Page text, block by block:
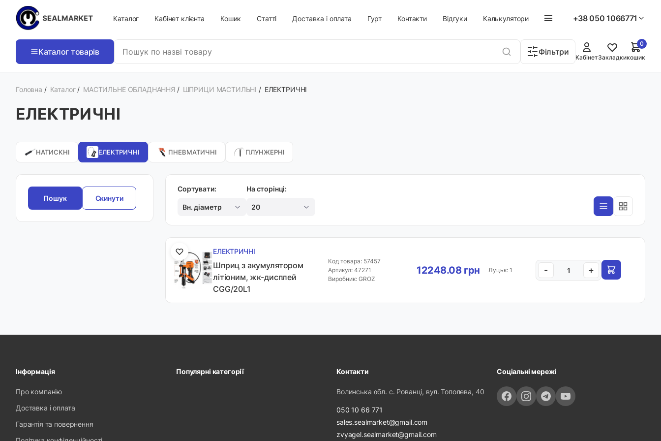
Каталог Кабінет клієнта Кошик Статті Доставка і оплата Гурт Контакти Відгуки Калькулятори +38 050 1066771
Каталог товарів Фільтри
КабінетЗакладкикошик
0
Головна / Каталог / МАСТИЛЬНЕ ОБЛАДНАННЯ / ШПРИЦИ МАСТИЛЬНІ / ЕЛЕКТРИЧНІ
ЕЛЕКТРИЧНІ
НАТИСКНІ ЕЛЕКТРИЧНІ ПНЕВМАТИЧНІ ПЛУНЖЕРНІ
Скинути
Сортувати:
Вн. діаметр
На сторінці:
20
ЕЛЕКТРИЧНІ
Шприц з акумулятором
літіоним, жк-дисплей
CGG/20L1
Код товара: 57457
Артикул: 47271
Виробник: GROZ
12248.08 грн Луцьк: 1 - +
Інформація
Про компанію
Доставка і оплата
Гарантія та повернення
Популярні категорії Контакти
Волинська обл. с. Рованці, вул. Тополева, 40
050 10 66 771
sales.sealmarket@gmail.com
zvyagel.sealmarket@gmail.com
Соціальні мережі